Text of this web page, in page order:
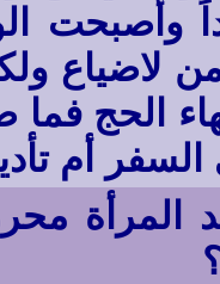
وأصبحت
لاضياع
الحج
أم
المرأة